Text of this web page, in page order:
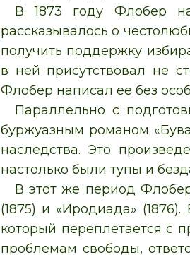
В 1873 году Флобер
рассказывалось о
получить поддержку
в ней присутствовал не
Флобер написал ее без
Параллельно с
буржуазным романом
наследства. Это
настолько были тупы и
В этот же период
(1875) и «Иродиада»
который переплетается с
проблемам свободы,